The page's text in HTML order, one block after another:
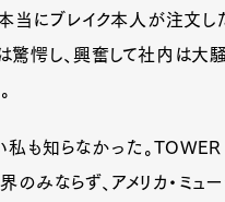
本当にブレイク本人が注文
愕し、興奮して社内は大
私も知らなかった。
界のみならず、アメリカ・ミ